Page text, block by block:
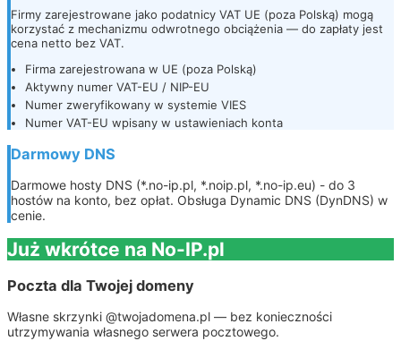
Firmy zarejestrowane jako podatnicy VAT UE (poza Polską) mogą
korzystać z mechanizmu odwrotnego obciążenia — do zapłaty jest
cena netto bez VAT.
Firma zarejestrowana w UE (poza Polską)
Aktywny numer VAT-EU / NIP-EU
Numer zweryfikowany w systemie VIES
Numer VAT-EU wpisany w ustawieniach konta
Darmowy DNS
Darmowe hosty DNS (*.no-ip.pl, *.noip.pl, *.no-ip.eu) - do 3
hostów na konto, bez opłat. Obsługa Dynamic DNS (DynDNS) w
cenie.
Już wkrótce na No-IP.pl
Poczta dla Twojej domeny
Własne skrzynki @twojadomena.pl — bez konieczności
utrzymywania własnego serwera pocztowego.